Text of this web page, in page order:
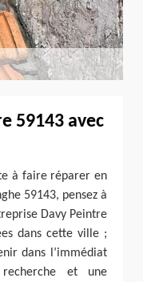
59143 avec
à faire réparer en
59143, pensez à
Davy Peintre
dans cette ville ;
dans l’immédiat
et une